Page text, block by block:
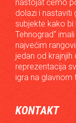
nastojat ćemo
dolazi i nastaviti
subjekte kako bi
Tehnograd“
najvećim
jedan od krajnjih
reprezentacija
igra na glavnom
KONTAKT